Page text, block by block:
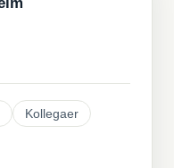
Kollegaer